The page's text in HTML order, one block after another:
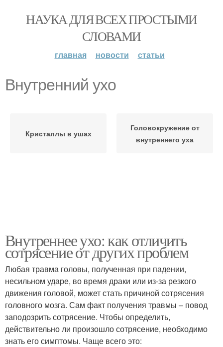
НАУКА ДЛЯ ВСЕХ ПРОСТЫМИ
СЛОВАМИ
главная новости статьи
Внутренний ухо
Кристаллы в ушах
Головокружение от
внутреннего уха
Внутреннее ухо: как отличить
сотрясение от других проблем
Любая травма головы, полученная при падении,
несильном ударе, во время драки или из-за резкого
движения головой, может стать причиной сотрясения
головного мозга. Сам факт получения травмы – повод
заподозрить сотрясение. Чтобы определить,
действительно ли произошло сотрясение, необходимо
знать его симптомы. Чаще всего это: